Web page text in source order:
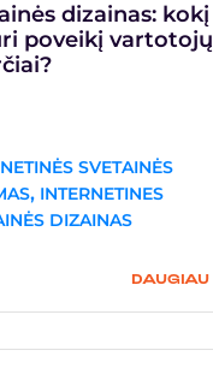
dizainas: kokį
poveikį vartotojų
SVETAINĖS
, INTERNETINES
DIZAINAS
DAUGIAU